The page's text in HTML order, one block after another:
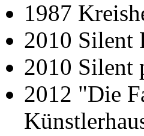
1987
2010 Silent
2010 Silent
2012 "Die